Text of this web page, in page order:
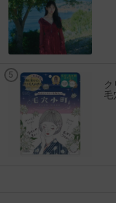
毛